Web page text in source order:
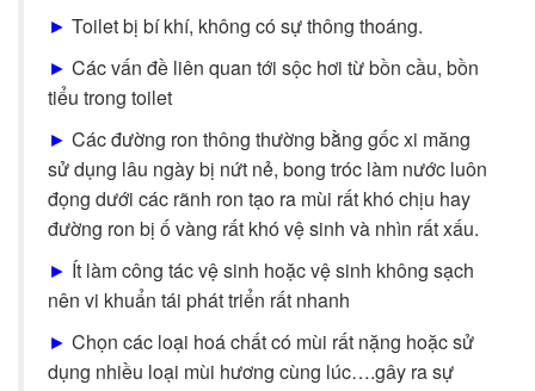
► Toilet bị bí khí, không có sự thông thoáng.
► Các vấn đề liên quan tới sộc hơi từ bồn cầu, bồn
tiểu trong toilet
► Các đường ron thông thường bằng gốc xi măng
sử dụng lâu ngày bị nứt nẻ, bong tróc làm nước luôn
đọng dưới các rãnh ron tạo ra mùi rất khó chịu hay
đường ron bị ố vàng rất khó vệ sinh và nhìn rất xấu.
► Ít làm công tác vệ sinh hoặc vệ sinh không sạch
nên vi khuẩn tái phát triển rất nhanh
► Chọn các loại hoá chất có mùi rất nặng hoặc sử
dụng nhiều loại mùi hương cùng lúc….gây ra sự